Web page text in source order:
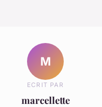
M
ECRIT PAR
marcellette